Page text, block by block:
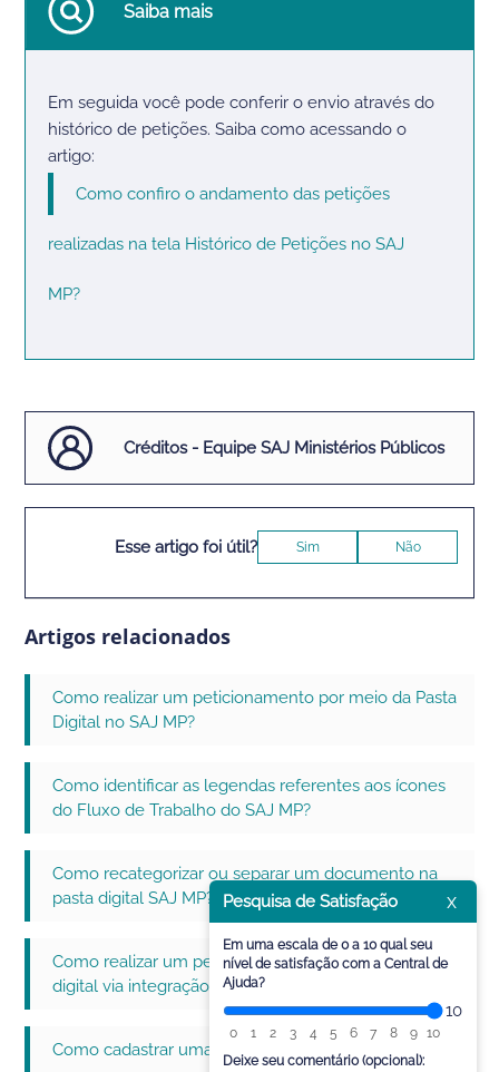
Saiba mais
Em seguida você pode conferir o envio através do
histórico de petições. Saiba como acessando o
artigo:
Como confiro o andamento das petições
realizadas na tela Histórico de Petições no SAJ
MP?
Créditos - Equipe SAJ Ministérios Públicos
Esse artigo foi útil? Sim Não
Artigos relacionados
Como realizar um peticionamento por meio da Pasta
Digital no SAJ MP?
Como identificar as legendas referentes aos ícones
do Fluxo de Trabalho do SAJ MP?
Como recategorizar ou separar um documento na
pasta digital SAJ MP?
Como realizar um peticionamento por meio da pasta
digital via integração do SAJ MP com o PJE?
Como cadastrar uma Petição Inicial Extrajudicial?
Pesquisa de Satisfação x
Em uma escala de 0 a 10 qual seu
nível de satisfação com a Central de
Ajuda?
10
0 1 2 3 4 5 6 7 8 9
10
Deixe seu comentário (opcional):